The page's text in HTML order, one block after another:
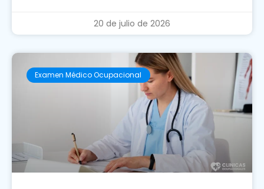
20 de julio de 2026
Examen Médico Ocupacional